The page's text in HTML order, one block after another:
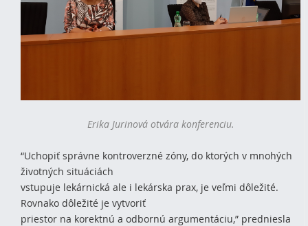
Erika Jurinová otvára konferenciu.
“Uchopiť správne kontroverzné zóny, do ktorých v mnohých
životných situáciách
vstupuje lekárnická ale i lekárska prax, je veľmi dôležité.
Rovnako dôležité je vytvoriť
priestor na korektnú a odbornú argumentáciu,” predniesla